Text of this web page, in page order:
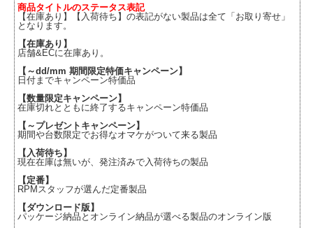
商品タイトルのステータス表記
【在庫あり】【入荷待ち】の表記がない製品は全て「お取り寄せ」
となります。
【在庫あり】
店舗&ECに在庫あり。
【～dd/mm 期間限定特価キャンペーン】
日付までキャンペーン特価品
【数量限定キャンペーン】
在庫切れとともに終了するキャンペーン特価品
【～プレゼントキャンペーン】
期間や台数限定でお得なオマケがついて来る製品
【入荷待ち】
現在在庫は無いが、発注済みで入荷待ちの製品
【定番】
RPMスタッフが選んだ定番製品
【ダウンロード版】
パッケージ納品とオンライン納品が選べる製品のオンライン版